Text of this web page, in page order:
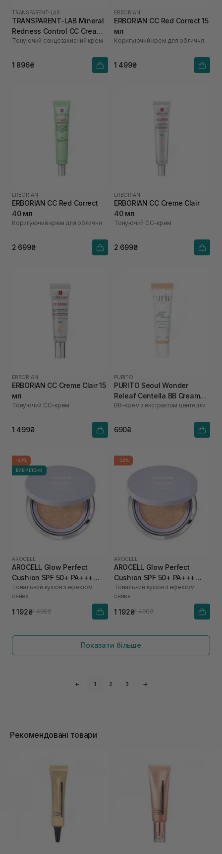
TRANSPARENT-LAB
TRANSPARENT-LAB Mineral
Redness Control CC Cream
SPF50 45 мл
Тонуючий сонцезахисний крем
1 896₴
ERBORIAN
ERBORIAN CC Red Correct 15
мл
Коригуючий крем для обличчя
1 499₴
ERBORIAN
ERBORIAN CC Red Correct
40 мл
Коригуючий крем для обличчя
2 699₴
ERBORIAN
ERBORIAN CC Creme Clair
40 мл
Тонуючий СС-крем
2 699₴
ERBORIAN
ERBORIAN CC Creme Clair 15
мл
Тонуючий СС-крем
1 499₴
PURITO
PURITO Seoul Wonder
Releaf Centella BB Cream
Neutral Ivory №13 30 мл
ВВ-крем з екстрактом центелли
690₴
-20%
ВИБІР ІЛОНИ
AROCELL
AROCELL Glow Perfect
Cushion SPF 50+ PA+++
№23, 15 г
Тональний кушон з ефектом
сяйва
1 192₴1 490₴
-20%
AROCELL
AROCELL Glow Perfect
Cushion SPF 50+ PA+++
№21,15 г
Тональний кушон з ефектом
сяйва
1 192₴1 490₴
Показати більше
← 1 2 3 →
Рекомендовані товари